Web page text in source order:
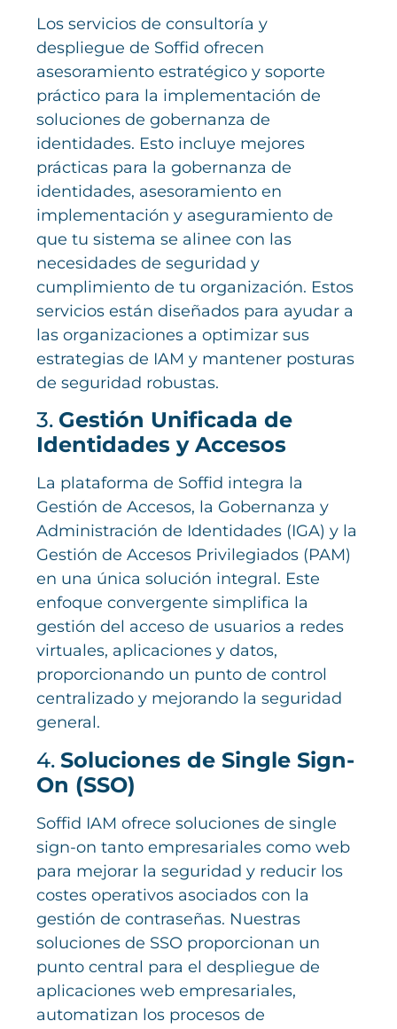
Los servicios de consultoría y
despliegue de Soffid ofrecen
asesoramiento estratégico y soporte
práctico para la implementación de
soluciones de gobernanza de
identidades. Esto incluye mejores
prácticas para la gobernanza de
identidades, asesoramiento en
implementación y aseguramiento de
que tu sistema se alinee con las
necesidades de seguridad y
cumplimiento de tu organización. Estos
servicios están diseñados para ayudar a
las organizaciones a optimizar sus
estrategias de IAM y mantener posturas
de seguridad robustas.
3. Gestión Unificada de
Identidades y Accesos
La plataforma de Soffid integra la
Gestión de Accesos, la Gobernanza y
Administración de Identidades (IGA) y la
Gestión de Accesos Privilegiados (PAM)
en una única solución integral. Este
enfoque convergente simplifica la
gestión del acceso de usuarios a redes
virtuales, aplicaciones y datos,
proporcionando un punto de control
centralizado y mejorando la seguridad
general.
4.Soluciones de Single Sign-
On (SSO)
Soffid IAM ofrece soluciones de single
sign-on tanto empresariales como web
para mejorar la seguridad y reducir los
costes operativos asociados con la
gestión de contraseñas. Nuestras
soluciones de SSO proporcionan un
punto central para el despliegue de
aplicaciones web empresariales,
automatizan los procesos de